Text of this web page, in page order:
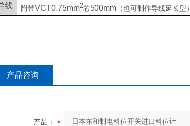
线 附带VCT0.75mm2芯500mm （也可制作导线延长型）
产品咨询
产品：